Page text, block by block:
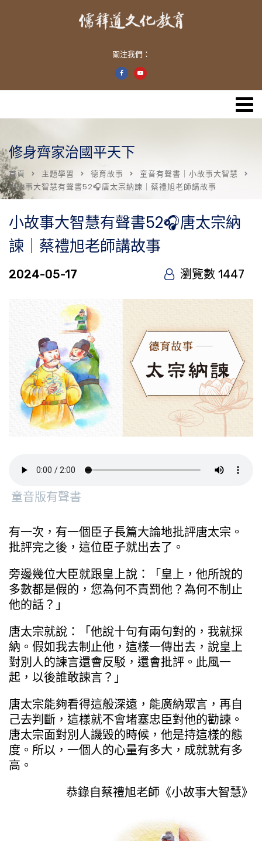
關注我們：
修身齊家治國平天下
首頁 主題學習 德育故事
童音有聲書｜小故事大智慧
小故事大智慧有聲書52🎧唐太宗納諫｜蔡禮旭老師講故事
小故事大智慧有聲書52🎧唐太宗納
諫｜蔡禮旭老師講故事
2024-05-17 瀏覽數 1447
童音版有聲書
有一次，有一個臣子長篇大論地批評唐太宗。
批評完之後，這位臣子就出去了。
旁邊幾位大臣就跟皇上說：「皇上，他所說的
多數都是假的，您為何不責罰他？為何不制止
他的話？」
唐太宗就說：「他說十句有兩句對的，我就採
納。假如我去制止他，這樣一傳出去，說皇上
對別人的諫言還會反駁，還會批評。此風一
起，以後誰敢諫言？」
唐太宗能夠看得這般深遠，能廣納眾言，再自
己去判斷，這樣就不會堵塞忠臣對他的勸諫。
唐太宗面對別人譏毀的時候，他是持這樣的態
度。所以，一個人的心量有多大，成就就有多
高。
恭錄自蔡禮旭老師《小故事大智慧》